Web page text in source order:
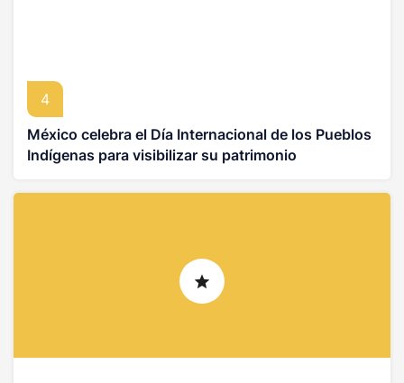
4
México celebra el Día Internacional de los Pueblos
Indígenas para visibilizar su patrimonio